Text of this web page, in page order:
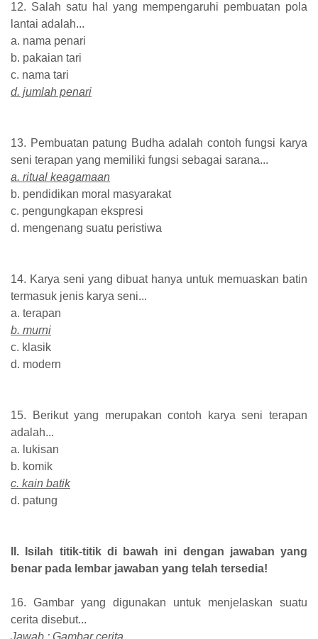
12. Salah satu hal yang mempengaruhi pembuatan pola
lantai adalah...
a. nama penari
b. pakaian tari
c. nama tari
d. jumlah penari
13. Pembuatan patung Budha adalah contoh fungsi karya
seni terapan yang memiliki fungsi sebagai sarana...
a. ritual keagamaan
b. pendidikan moral masyarakat
c. pengungkapan ekspresi
d. mengenang suatu peristiwa
14. Karya seni yang dibuat hanya untuk memuaskan batin
termasuk jenis karya seni...
a. terapan
b. murni
c. klasik
d. modern
15. Berikut yang merupakan contoh karya seni terapan
adalah...
a. lukisan
b. komik
c. kain batik
d. patung
II. Isilah titik-titik di bawah ini dengan jawaban yang
benar pada lembar jawaban yang telah tersedia!
16. Gambar yang digunakan untuk menjelaskan suatu
cerita disebut...